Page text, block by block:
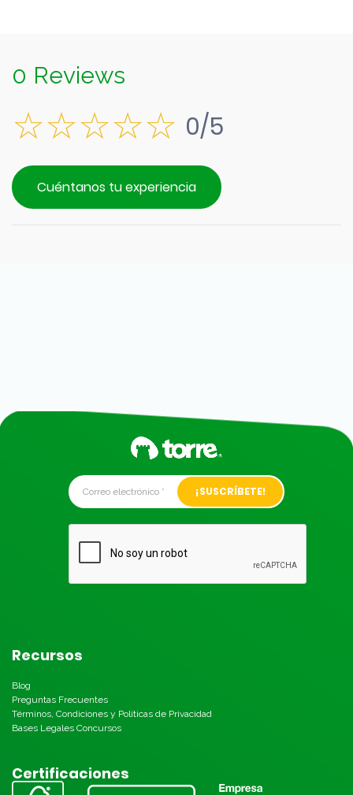
0 Reviews
0/5
Cuéntanos tu experiencia
Alternative:
Recursos
Blog
Preguntas Frecuentes
Términos, Condiciones y Políticas de Privacidad
Bases Legales Concursos
Certificaciones